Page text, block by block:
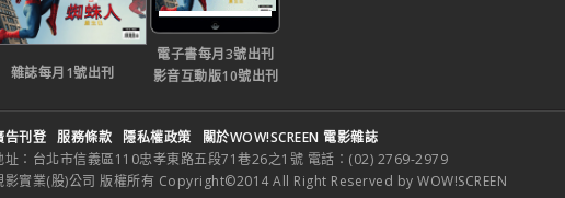
雜誌每月1號出刊
電子書每月3號出刊
影音互動版10號出刊
告刊登 服務條款 隱私權政策
關於WOW!SCREEN 電影雜誌
址：台北市信義區110忠孝東路五段71巷26之1號 電話：(02) 2769-2979
影實業(股)公司 版權所有 Copyright©2014 All Right Reserved by WOW!SCREEN